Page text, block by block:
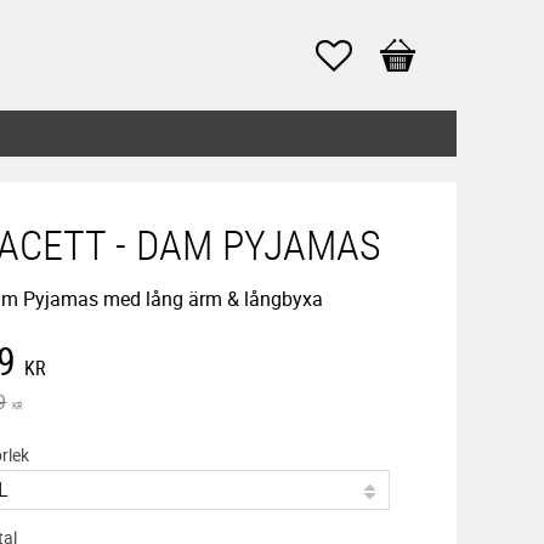
Favoriter
Kundvagn
- DAM PYJAMAS
Pyjamas med lång ärm & långbyxa
pris:
KR
pris:
KR